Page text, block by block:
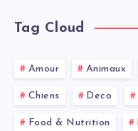
Tag Cloud
Amour Animaux
Chiens Deco
Food & Nutrition